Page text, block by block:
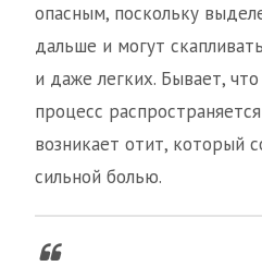
опасным, поскольку
дальше и могут
и даже легких. Бывает,
процесс
возникает отит, который
сильной болью.